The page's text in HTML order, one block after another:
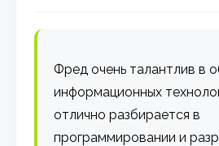
Фред очень талантлив в
информационных
отлично разбирается в
программировании и